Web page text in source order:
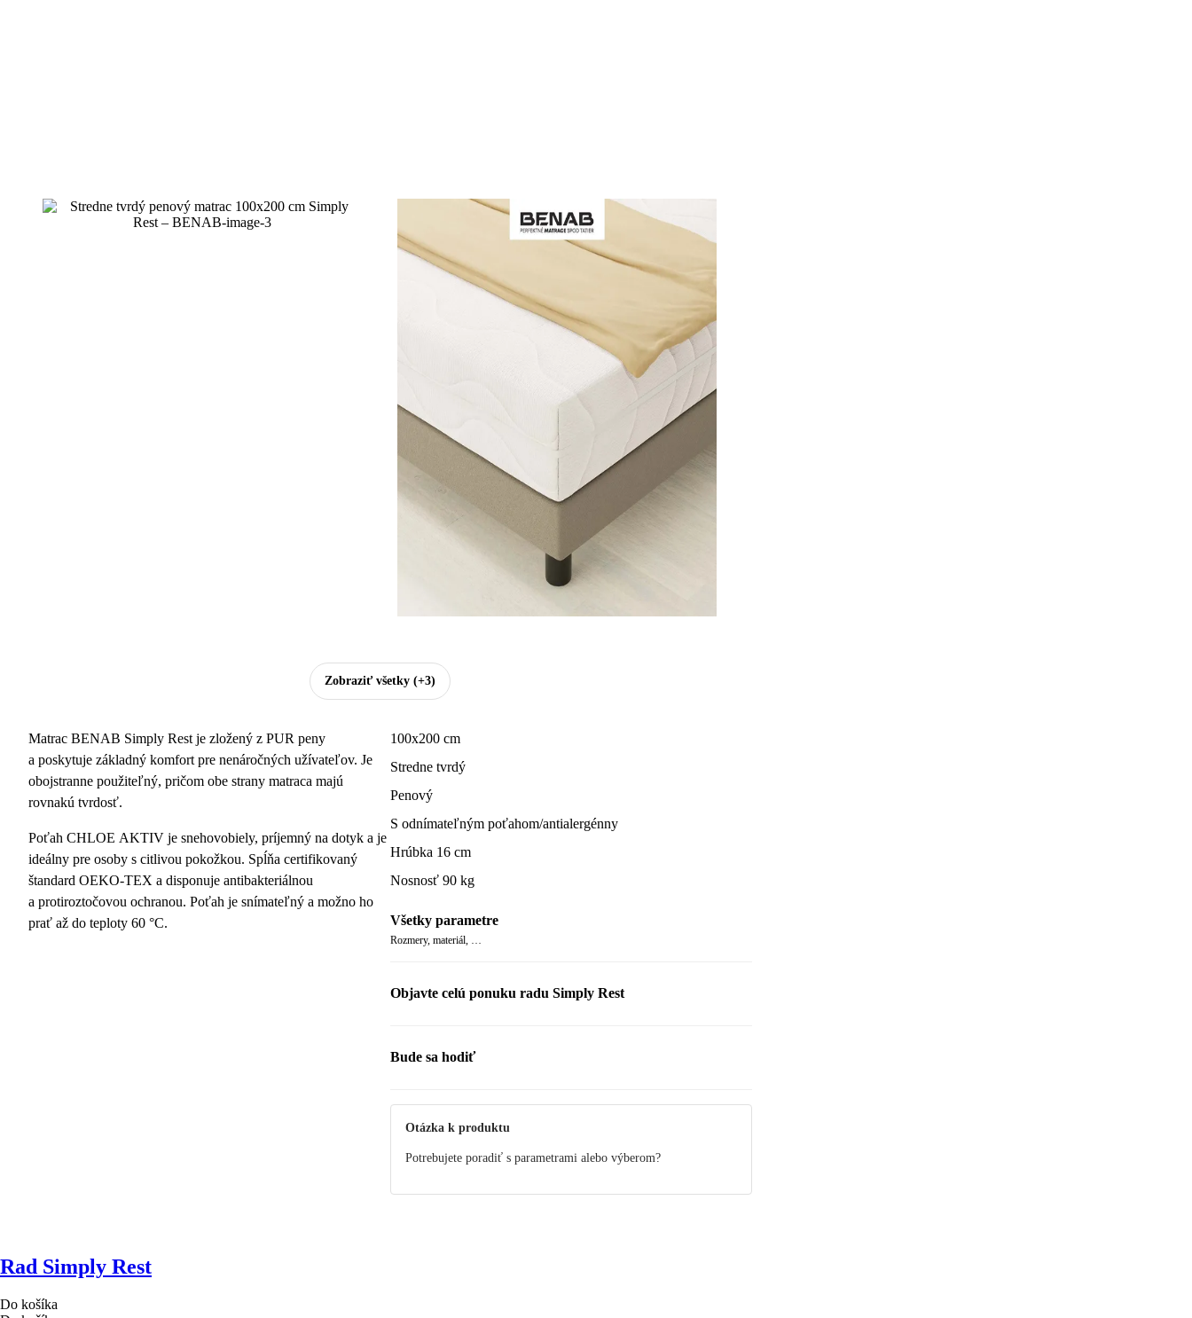
Zobraziť všetky(+3)
Matrac BENAB Simply Rest je zložený z PUR peny
a poskytuje základný komfort pre nenáročných užívateľov. Je
obojstranne použiteľný, pričom obe strany matraca majú
rovnakú tvrdosť.
Poťah CHLOE AKTIV je snehovobiely, príjemný na dotyk a je
ideálny pre osoby s citlivou pokožkou. Spĺňa certifikovaný
štandard OEKO-TEX a disponuje antibakteriálnou
a protiroztočovou ochranou. Poťah je snímateľný a možno ho
prať až do teploty 60 °C.
100x200 cm
Stredne tvrdý
Penový
S odnímateľným poťahom/antialergénny
Hrúbka 16 cm
Nosnosť 90 kg
Všetky parametre
Rozmery, materiál, …
Objavte celú ponuku radu Simply Rest
Bude sa hodiť
Otázka k produktu
Potrebujete poradiť s parametrami alebo výberom?
Rad Simply Rest
Do košíka